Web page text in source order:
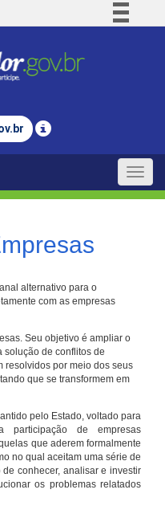
Comunica BR
Legislação
Toggle
alternativo para o
com as empresas
Seu objetivo é ampliar o
solução de conflitos de
resolvidos por meio dos seus
que se transformem em
pelo Estado, voltado para
participação de empresas
que aderem formalmente
no qual aceitam uma série de
conhecer, analisar e investir
os problemas relatados